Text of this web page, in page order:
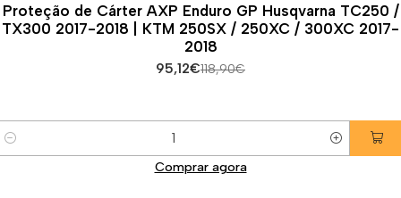
Proteção de Cárter AXP Enduro GP Husqvarna TC250 /
TX300 2017-2018 | KTM 250SX / 250XC / 300XC 2017-
2018
95,12€118,90€
Comprar agora